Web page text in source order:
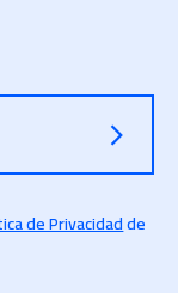
de Privacidadde